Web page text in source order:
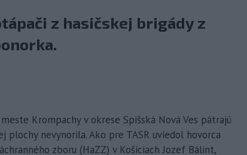
z hasičskej brigády z
Krompachy v okrese Spišská Nová Ves pátrajú
plochy nevynorila. Ako pre TASR uviedol hovorca
zboru (HaZZ) v Košiciach Jozef Bálint,